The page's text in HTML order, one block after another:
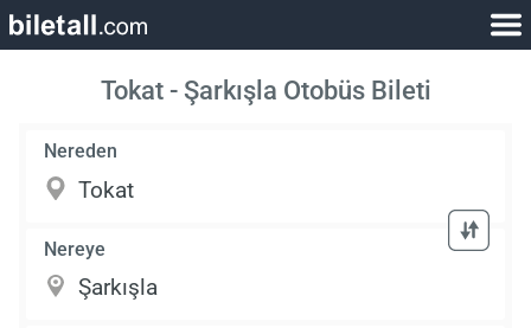
Tokat - Şarkışla Otobüs Bileti
Nereden
Nereye